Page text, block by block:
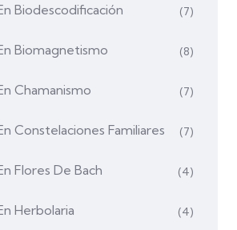
Biodescodificación (7)
Biomagnetismo (8)
Chamanismo (7)
Constelaciones Familiares (7)
Flores De Bach (4)
Herbolaria (4)